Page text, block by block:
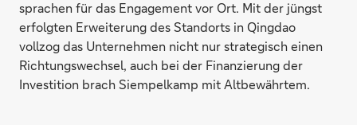
sprachen für das Engagement vor Ort. Mit der jüngst
erfolgten Erweiterung des Standorts in Qingdao
vollzog das Unternehmen nicht nur strategisch einen
Richtungswechsel, auch bei der Finanzierung der
Investition brach Siempelkamp mit Altbewährtem.